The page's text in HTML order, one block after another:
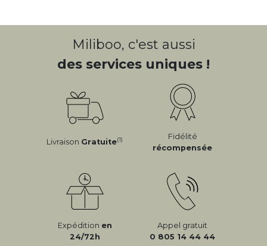
Miliboo, c'est aussi
des services uniques !
Livraison Gratuite(1)
Fidélité
récompensée
Expédition en
24/72h
Appel gratuit
0 805 14 44 44